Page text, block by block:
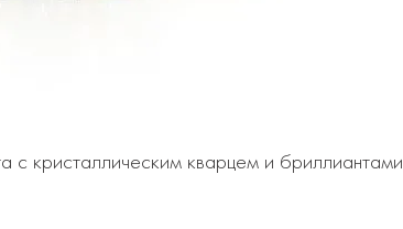
с кристаллическим кварцем и бриллиантами